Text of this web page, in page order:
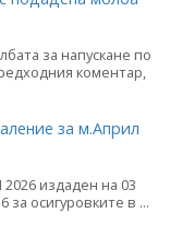
за напускане по
коментар,
за м.Април
издаден на 03
осигуровките в ...